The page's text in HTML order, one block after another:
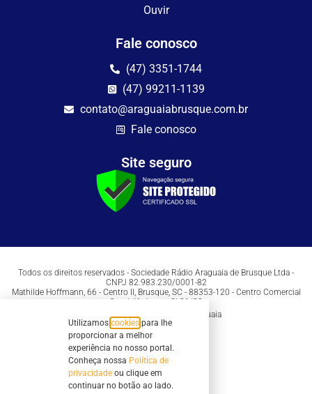
Ouvir
Fale conosco
(47) 3351-1744
(47) 99211-1139
contato@araguaiabrusque.com.br
Fale conosco
Site seguro
Todos os direitos reservados - Sociedade Rádio Araguaia de Brusque Ltda -
CNPJ 82.983.230/0001-82
Mathilde Hoffmann, 66 - Centro II, Brusque, SC - 88353-120 - Centro Comercial
Geschäftshaus - Sl 21/22
Copyright © 2026 | Rádio Araguaia
Utilizamos cookies para lhe
proporcionar a melhor
experiência no nosso portal.
Conheça nossa Política de
privacidade ou clique em
continuar no botão ao lado.